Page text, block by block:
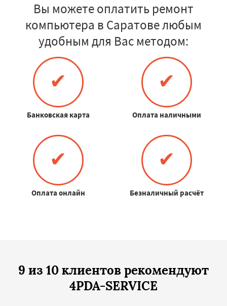
Вы можете оплатить ремонт
компьютера в Саратове любым
удобным для Вас методом:
✔
Банковская карта
✔
Оплата наличными
✔
Оплата онлайн
✔
Безналичный расчёт
9 из 10 клиентов рекомендуют
4PDA-SERVICE